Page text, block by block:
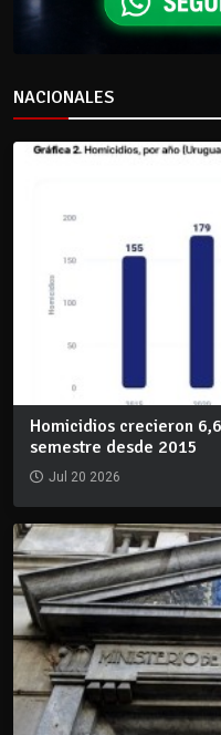
NACIONALES
Homicidios crecieron
semestre desde 2015
Jul 20 2026